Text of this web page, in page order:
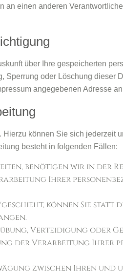
einen anderen
über Ihre gespeicherten
Sperrung oder Löschung dieser
angegebenen Adresse
können Sie sich jederzeit
besteht in folgenden Fällen:
benötigen wir in der
Ihrer
können Sie statt
Verteidigung oder
der Verarbeitung Ihrer
zwischen Ihren und